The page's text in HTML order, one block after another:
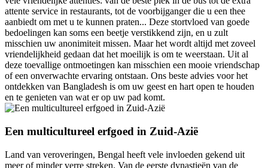
attente service in restaurants, tot de voorbijganger die u een thee
aanbiedt om met u te kunnen praten... Deze stortvloed van goede
bedoelingen kan soms een beetje verstikkend zijn, en u zult
misschien uw anonimiteit missen. Maar het wordt altijd met zoveel
vriendelijkheid gedaan dat het moeilijk is om te weerstaan. Uit al
deze toevallige ontmoetingen kan misschien een mooie vriendschap
of een onverwachte ervaring ontstaan. Ons beste advies voor het
ontdekken van Bangladesh is om uw geest en hart open te houden
en te genieten van wat er op uw pad komt.
Een multicultureel erfgoed in Zuid-Azië
Land van veroveringen, Bengal heeft vele invloeden gekend uit
meer of minder verre streken. Van de eerste dynastieën van de